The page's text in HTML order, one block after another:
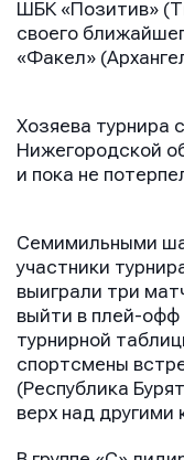
ШБК «Позитив»
своего
«Факел»
Хозяева турнира
Нижегородской
и пока не
Семимильными
участники
выиграли три
выйти в плей-офф
турнирной
спортсмены
(Республика
верх над другими